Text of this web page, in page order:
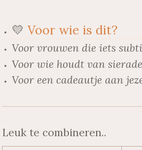
💛 Voor wie is dit?
Voor vrouwen die iets
Voor wie houdt van
Voor een cadeautje aan
Leuk te combineren..